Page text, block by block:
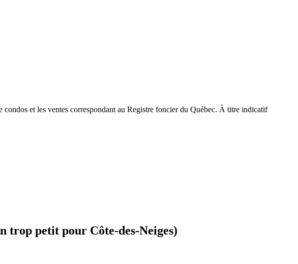
et les ventes correspondant au Registre foncier du Québec. À titre indicatif
trop petit pour Côte-des-Neiges)